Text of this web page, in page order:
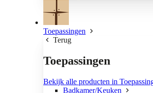
Toepassingen
Terug
Toepassingen
Bekijk alle producten in
Badkamer/Keuken